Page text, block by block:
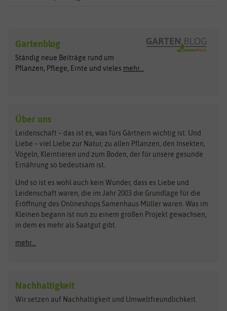
Exotische Samen
Gemüsesamen
Gründünger
Kräutersamen
Obstsamen
Pilzbrut
Rasensamen
Steckzwiebeln
Zimmer & Kübelpflanzen
Kataloge
Schnäppchen
Anzucht & Gartenzubehör
Anzuchtschalen
Heizmatte & Heizkabel
Kokos-Quelltabletten
Arche Noah
ASB Greenworld
Benary
Bingenheimer Saatgut
Bionana
BIOWOL
Blumicorn
Bûten Birds
Carl Pabst
Clever Pots
COMPO
Dürr-Samen
Feldsaaten Freudenberger
Fertil
Flora Elite
Florissa Hortitops
Gartenblog
Ständig neue Beiträge rund um
Pflanzen, Pflege, Ernte und vieles mehr...
Über uns
Leidenschaft – das ist es, was fürs Gärtnern wichtig ist. Und
Liebe – viel Liebe zur Natur, zu allen Pflanzen, den Insekten,
Vögeln, Kleintieren und zum Boden, der für unsere gesunde
Ernährung so bedeutsam ist.
Und so ist es wohl auch kein Wunder, dass es Liebe und
Leidenschaft waren, die im Jahr 2003 die Grundlage für die
Eröffnung des Onlineshops Samenhaus Müller waren. Was im
Kleinen begann ist nun zu einem großen Projekt gewachsen,
in dem es mehr als Saatgut gibt.
mehr...
Nachhaltigkeit
Wir setzen auf Nachhaltigkeit und Umweltfreundlichkeit.